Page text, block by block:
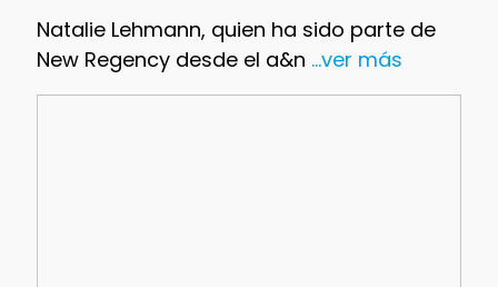
Natalie Lehmann, quien ha sido parte de
New Regency desde el a&n ...ver más